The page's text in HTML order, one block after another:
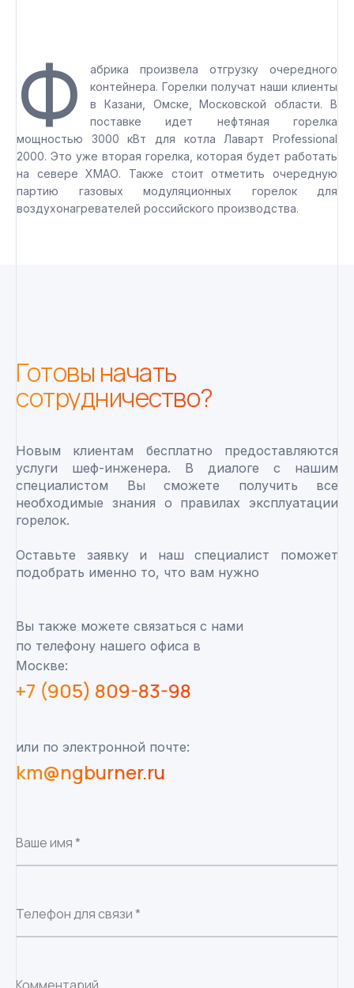
Ф
абрика произвела отгрузку очередного
контейнера. Горелки получат наши клиенты
в Казани, Омске, Московской области. В
поставке идет нефтяная горелка
мощностью 3000 кВт для котла Лаварт Professional
2000. Это уже вторая горелка, которая будет работать
на севере ХМАО. Также стоит отметить очередную
партию газовых модуляционных горелок для
воздухонагревателей российского производства.
Готовы начать
сотрудничество?
Новым клиентам бесплатно предоставляются
услуги шеф-инженера. В диалоге с нашим
специалистом Вы сможете получить все
необходимые знания о правилах эксплуатации
горелок.
Оставьте заявку и наш специалист поможет
подобрать именно то, что вам нужно
Вы также можете связаться с нами
по телефону нашего офиса в
Москве:
+7 (905) 809-83-98
или по электронной почте:
km@ngburner.ru
Ваше имя *
Телефон для связи *